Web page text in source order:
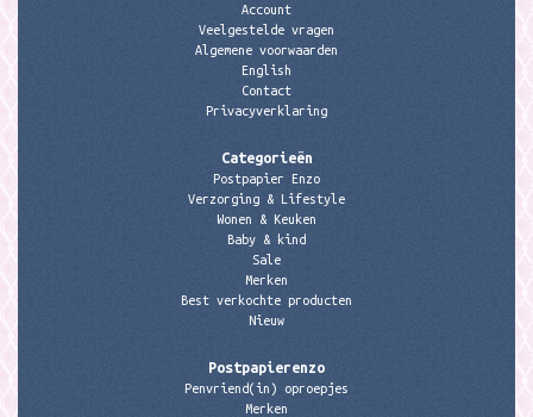
Account
Veelgestelde vragen
Algemene voorwaarden
English
Contact
Privacyverklaring
Categorieën
Postpapier Enzo
Verzorging & Lifestyle
Wonen & Keuken
Baby & kind
Sale
Merken
Best verkochte producten
Nieuw
Postpapierenzo
Penvriend(in) oproepjes
Merken